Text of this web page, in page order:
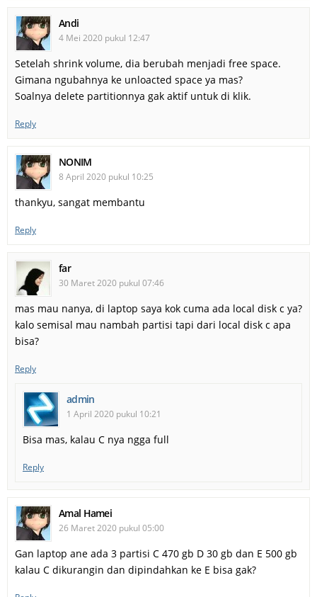
Andi
4 Mei 2020 pukul 12:47
Setelah shrink volume, dia berubah menjadi free space.
Gimana ngubahnya ke unloacted space ya mas?
Soalnya delete partitionnya gak aktif untuk di klik.
Reply
NONIM
8 April 2020 pukul 10:25
thankyu, sangat membantu
Reply
far
30 Maret 2020 pukul 07:46
mas mau nanya, di laptop saya kok cuma ada local disk c ya?
kalo semisal mau nambah partisi tapi dari local disk c apa
bisa?
Reply
admin
1 April 2020 pukul 10:21
Bisa mas, kalau C nya ngga full
Reply
Amal Hamei
26 Maret 2020 pukul 05:00
Gan laptop ane ada 3 partisi C 470 gb D 30 gb dan E 500 gb
kalau C dikurangin dan dipindahkan ke E bisa gak?